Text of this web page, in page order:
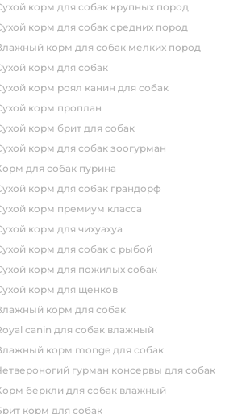
сухой корм для собак крупных пород
сухой корм для собак средних пород
влажный корм для собак мелких пород
сухой корм для собак
сухой корм роял канин для собак
сухой корм проплан
сухой корм брит для собак
сухой корм для собак зоогурман
корм для собак пурина
сухой корм для собак грандорф
сухой корм премиум класса
сухой корм для чихуахуа
сухой корм для собак с рыбой
сухой корм для пожилых собак
сухой корм для щенков
влажный корм для собак
royal canin для собак влажный
влажный корм monge для собак
четвероногий гурман консервы для собак
корм беркли для собак влажный
брит корм для собак